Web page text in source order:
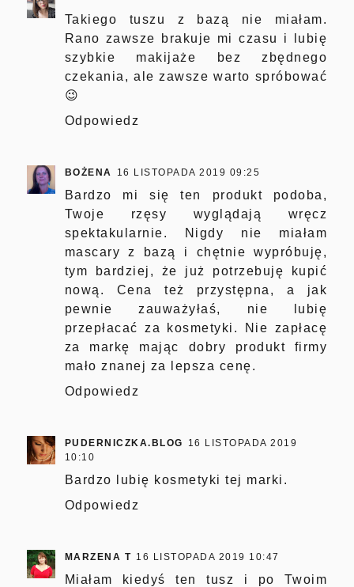
Takiego tuszu z bazą nie miałam.
Rano zawsze brakuje mi czasu i lubię
szybkie makijaże bez zbędnego
czekania, ale zawsze warto spróbować
😉
Odpowiedz
BOŻENA 16 LISTOPADA 2019 09:25
Bardzo mi się ten produkt podoba,
Twoje rzęsy wyglądają wręcz
spektakularnie. Nigdy nie miałam
mascary z bazą i chętnie wypróbuję,
tym bardziej, że już potrzebuję kupić
nową. Cena też przystępna, a jak
pewnie zauważyłaś, nie lubię
przepłacać za kosmetyki. Nie zapłacę
za markę mając dobry produkt firmy
mało znanej za lepsza cenę.
Odpowiedz
PUDERNICZKA.BLOG
16 LISTOPADA 2019
10:10
Bardzo lubię kosmetyki tej marki.
Odpowiedz
MARZENA T 16 LISTOPADA 2019 10:47
Miałam kiedyś ten tusz i po Twoim